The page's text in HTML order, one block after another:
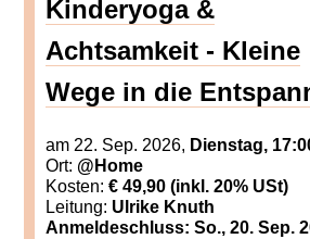
Kinderyoga &
Achtsamkeit - Kleine
Wege in die
am 22. Sep. 2026, Dienstag,
Ort: @Home
Kosten:€ 49,90 (inkl. 20% USt)
Leitung: Ulrike Knuth
Anmeldeschluss:So., 20. Sep.